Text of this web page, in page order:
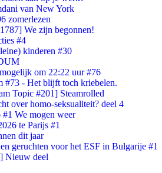
van New York
zomerlezen
We zijn begonnen!
#4
kinderen #30
om 22:22 uur #76
#73 - Het blijft toch kriebelen.
Topic #201] Steamrolled
over homo-seksualiteit? deel 4
We mogen weer
te Parijs #1
dit jaar
geruchten voor het ESF in Bulgarije #1
Nieuw deel